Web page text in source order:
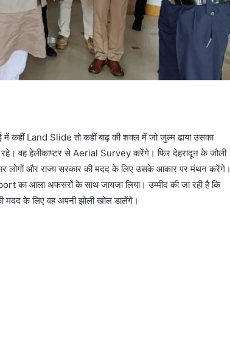
में कहीं Land Slide तो कहीं बाढ़ की शक्ल में जो जुल्म ढाया उसका
वह हेलीकाप्टर से Aerial Survey करेंगे। फिर देहरादून के जौली
लोगों और राज्य सरकार की मदद के लिए उसके आकार पर मंथन करेंगे।
का आला अफसरों के साथ जायजा लिया। उम्मीद की जा रही है कि
मदद के लिए वह अपनी झोली खोल डालेंगे।